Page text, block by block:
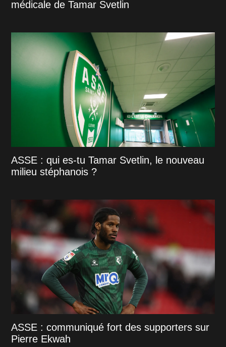
médicale de Tamar Svetlin
ASSE : qui es-tu Tamar Svetlin, le nouveau
milieu stéphanois ?
ASSE : communiqué fort des supporters sur
Pierre Ekwah